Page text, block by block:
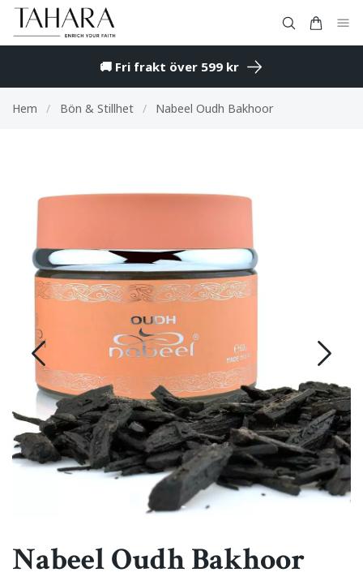
🚚 Fri frakt över 599 kr
Hem / Bön & Stillhet / Nabeel Oudh Bakhoor
Nabeel Oudh Bakhoor